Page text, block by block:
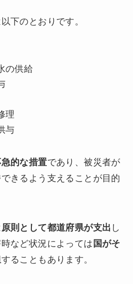
下のとおりです。
の供給
理
与
的な措置であり、被災者が
きるよう支えることが目的
原則として都道府県が支出 し
など状況によっては 国がそ
することもあります。